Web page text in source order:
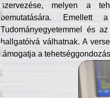
szervezése, melyen a
bemutatására. Emellett
Tudományegyetemmel és
hallgatóivá válhatnak. A
támogatja a